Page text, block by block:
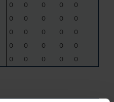
0 0 0 0
0
0 0 0 0
0
0 0 0 0
0
0 0 0 0
0
0 0 0 0
0